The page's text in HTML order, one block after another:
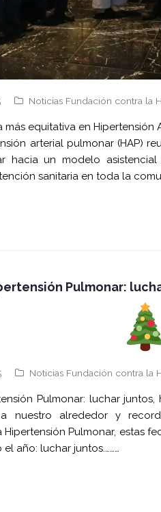
Noticias Fundación contra la
más equitativa en
arterial pulmonar (HAP)
hacia un modelo
sanitaria en toda la
Pulmonar:
Noticias Fundación contra la
Pulmonar: luchar
a nuestro alrededor y
Pulmonar, estas
año: luchar juntos.………